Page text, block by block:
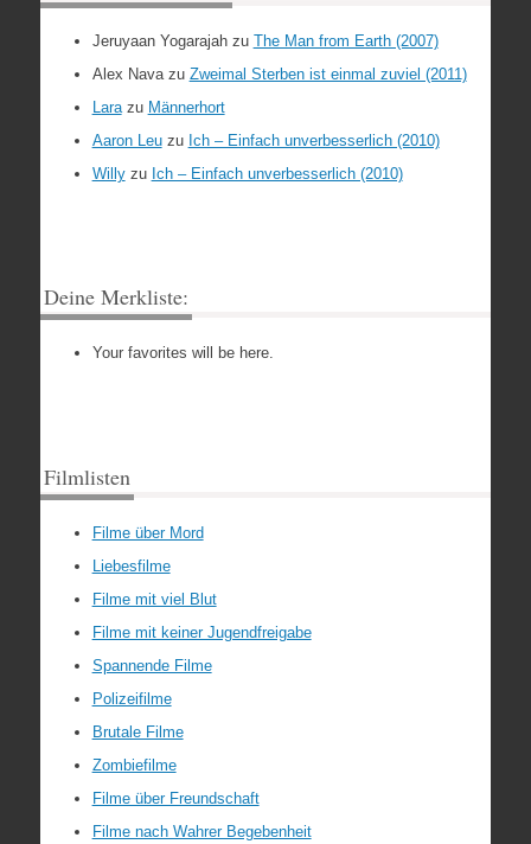
Jeruyaan Yogarajahzu The Man from Earth (2007)
Alex Navazu Zweimal Sterben ist einmal zuviel (2011)
Larazu Männerhort
Aaron Leuzu Ich – Einfach unverbesserlich (2010)
Willyzu Ich – Einfach unverbesserlich (2010)
Deine Merkliste:
Your favorites will be here.
Filmlisten
Filme über Mord
Liebesfilme
Filme mit viel Blut
Filme mit keiner Jugendfreigabe
Spannende Filme
Polizeifilme
Brutale Filme
Zombiefilme
Filme über Freundschaft
Filme nach Wahrer Begebenheit